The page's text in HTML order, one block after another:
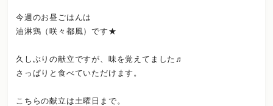
今週のお昼ごはんは
油淋鶏（咲々都風）です★
久しぶりの献立ですが、味を覚えてました♬
さっぱりと食べていただけます。
こちらの献立は土曜日まで。